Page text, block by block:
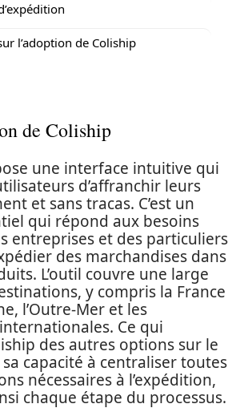
l’adoption de Coliship
de Coliship
une interface intuitive qui
d’affranchir leurs
et sans tracas. C’est un
qui répond aux besoins
entreprises et des particuliers
des marchandises dans
L’outil couvre une large
y compris la France
l’Outre-Mer et les
Ce qui
des autres options sur le
sa capacité à centraliser toutes
nécessaires à l’expédition,
chaque étape du processus.